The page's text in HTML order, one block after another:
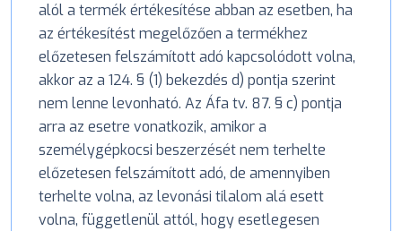
alól a termék értékesítése abban az esetben, ha
az értékesítést megelőzően a termékhez
előzetesen felszámított adó kapcsolódott volna,
akkor az a 124. § (1) bekezdés d) pontja szerint
nem lenne levonható. Az Áfa tv. 87. § c) pontja
arra az esetre vonatkozik, amikor a
személygépkocsi beszerzését nem terhelte
előzetesen felszámított adó, de amennyiben
terhelte volna, az levonási tilalom alá esett
volna, függetlenül attól, hogy esetlegesen